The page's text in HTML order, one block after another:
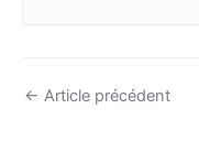
← Article précédent